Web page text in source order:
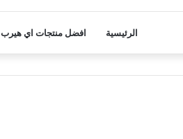
الرئيسية افضل منتجات اي هيرب